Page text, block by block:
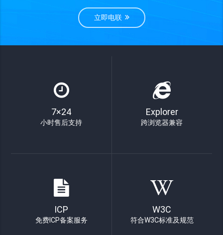
立即电联
7×24
小时售后支持
Explorer
跨浏览器兼容
ICP
免费ICP备案服务
W3C
符合W3C标准及规范